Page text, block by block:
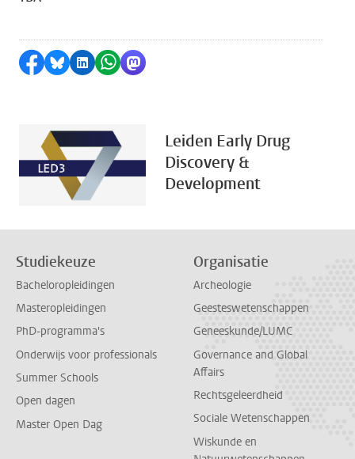
Delen op Facebook
Delen via Bluesky
Delen op LinkedIn
Delen via WhatsApp
Delen via Mastodon
Leiden Early Drug
Discovery &
Development
Studiekeuze
Bacheloropleidingen
Masteropleidingen
PhD-programma's
Onderwijs voor professionals
Summer Schools
Open dagen
Master Open Dag
Organisatie
Archeologie
Geesteswetenschappen
Geneeskunde/LUMC
Governance and Global
Affairs
Rechtsgeleerdheid
Sociale Wetenschappen
Wiskunde en